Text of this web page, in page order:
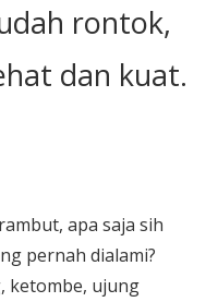
rontok,
dan kuat.
apa saja sih
pernah dialami?
ketombe, ujung